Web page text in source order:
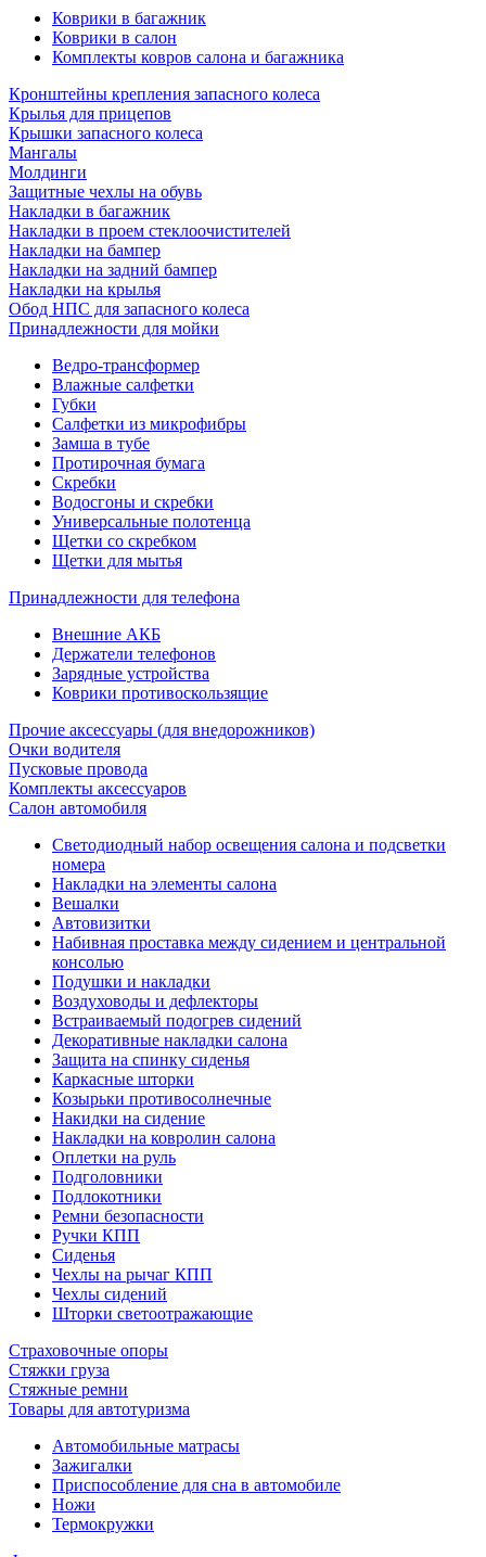
Коврики в багажник
Коврики в салон
Комплекты ковров салона и багажника
Кронштейны крепления запасного колеса
Крылья для прицепов
Крышки запасного колеса
Мангалы
Молдинги
Защитные чехлы на обувь
Накладки в багажник
Накладки в проем стеклоочистителей
Накладки на бампер
Накладки на задний бампер
Накладки на крылья
Обод НПС для запасного колеса
Принадлежности для мойки
Ведро-трансформер
Влажные салфетки
Губки
Салфетки из микрофибры
Замша в тубе
Протирочная бумага
Скребки
Водосгоны и скребки
Универсальные полотенца
Щетки со скребком
Щетки для мытья
Принадлежности для телефона
Внешние АКБ
Держатели телефонов
Зарядные устройства
Коврики противоскользящие
Прочие аксессуары (для внедорожников)
Очки водителя
Пусковые провода
Комплекты аксессуаров
Салон автомобиля
Светодиодный набор освещения салона и подсветки
номера
Накладки на элементы салона
Вешалки
Автовизитки
Набивная проставка между сидением и центральной
консолью
Подушки и накладки
Воздуховоды и дефлекторы
Встраиваемый подогрев сидений
Декоративные накладки салона
Защита на спинку сиденья
Каркасные шторки
Козырьки противосолнечные
Накидки на сидение
Накладки на ковролин салона
Оплетки на руль
Подголовники
Подлокотники
Ремни безопасности
Ручки КПП
Сиденья
Чехлы на рычаг КПП
Чехлы сидений
Шторки светоотражающие
Страховочные опоры
Стяжки груза
Стяжные ремни
Товары для автотуризма
Автомобильные матрасы
Зажигалки
Приспособление для сна в автомобиле
Ножи
Термокружки